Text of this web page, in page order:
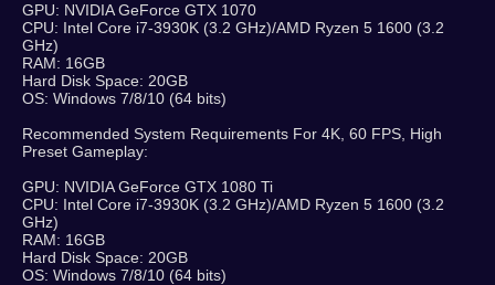
GPU: NVIDIA GeForce GTX 1070
CPU: Intel Core i7-3930K (3.2 GHz)/AMD Ryzen 5 1600 (3.2
GHz)
RAM: 16GB
Hard Disk Space: 20GB
OS: Windows 7/8/10 (64 bits)
Recommended System Requirements For 4K, 60 FPS, High
Preset Gameplay:
GPU: NVIDIA GeForce GTX 1080 Ti
CPU: Intel Core i7-3930K (3.2 GHz)/AMD Ryzen 5 1600 (3.2
GHz)
RAM: 16GB
Hard Disk Space: 20GB
OS: Windows 7/8/10 (64 bits)